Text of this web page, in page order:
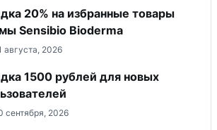
20% на избранные товары
Sensibio Bioderma
августа, 2026
1500 рублей для новых
сентября, 2026